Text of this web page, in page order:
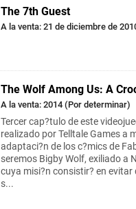
The 7th Guest
A la venta: 21 de diciembre de
The Wolf Among Us: A
A la venta: 2014 (Por determinar)
Tercer cap?tulo de este
realizado por Telltale Games a
adaptaci?n de los c?mics de
seremos Bigby Wolf, exiliado a
cuya misi?n consistir? en evitar
s...